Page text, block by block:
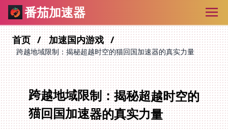
番茄加速器
首页 加速国内游戏
跨越地域限制：揭秘超越时空的猫回国加速器的真实力量
跨越地域限制：揭秘超越时空的
猫回国加速器的真实力量